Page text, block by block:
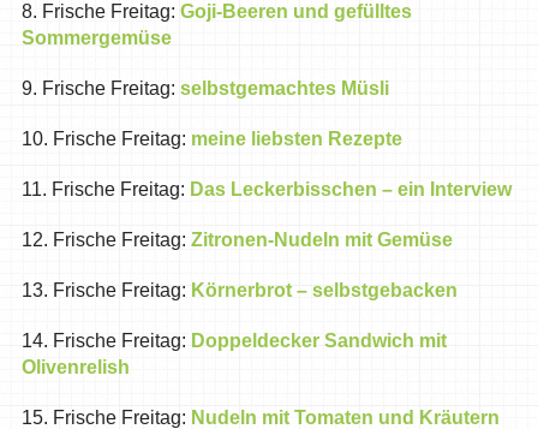
8. Frische Freitag: Goji-Beeren und gefülltes
Sommergemüse
9. Frische Freitag: selbstgemachtes Müsli
10. Frische Freitag: meine liebsten Rezepte
11. Frische Freitag: Das Leckerbisschen – ein Interview
12. Frische Freitag: Zitronen-Nudeln mit Gemüse
13. Frische Freitag: Körnerbrot – selbstgebacken
14. Frische Freitag: Doppeldecker Sandwich mit
Olivenrelish
15. Frische Freitag: Nudeln mit Tomaten und Kräutern